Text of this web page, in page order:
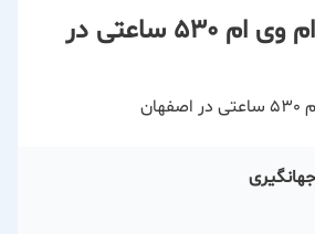
بلبرینگ تایم ام وی ام 530 ساعتی در